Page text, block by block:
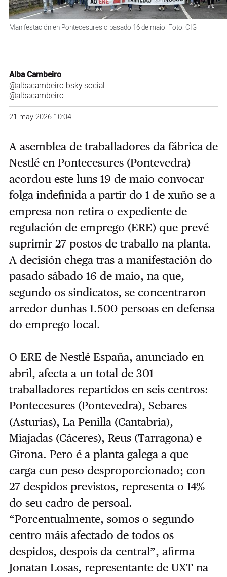
Manifestación en Pontecesures o pasado 16 de maio. Foto: CIG
Alba Cambeiro
@albacambeiro.bsky.social
@albacambeiro
21 may 2026 10:04
A asemblea de traballadores da fábrica de
Nestlé en Pontecesures (Pontevedra)
acordou este luns 19 de maio convocar
folga indefinida a partir do 1 de xuño se a
empresa non retira o expediente de
regulación de emprego (ERE) que prevé
suprimir 27 postos de traballo na planta.
A decisión chega tras a manifestación do
pasado sábado 16 de maio, na que,
segundo os sindicatos, se concentraron
arredor dunhas 1.500 persoas en defensa
do emprego local.
O ERE de Nestlé España, anunciado en
abril, afecta a un total de 301
traballadores repartidos en seis centros:
Pontecesures (Pontevedra), Sebares
(Asturias), La Penilla (Cantabria),
Miajadas (Cáceres), Reus (Tarragona) e
Girona. Pero é a planta galega a que
carga cun peso desproporcionado; con
27 despidos previstos, representa o 14%
do seu cadro de persoal.
“Porcentualmente, somos o segundo
centro máis afectado de todos os
despidos, despois da central”, afirma
Jonatan Losas, representante de UXT na